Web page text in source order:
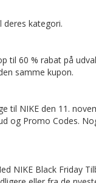
deres kategori.
til 60 % rabat på
samme kupon.
til NIKE den 11.
og Promo Codes.
NIKE Black Friday